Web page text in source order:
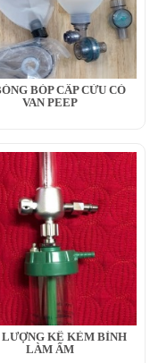
BÓP CẤP CỨU CÓ
VAN PEEP
KẾ KÈM BÌNH
LÀM ẨM